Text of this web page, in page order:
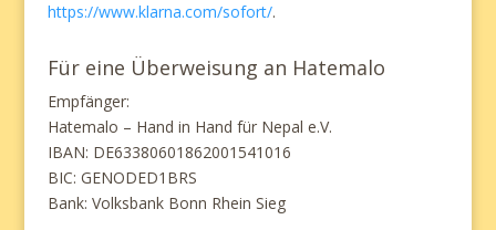
https://www.klarna.com/sofort/.
Für eine Überweisung an Hatemalo
Empfänger:
Hatemalo – Hand in Hand für Nepal e.V.
IBAN: DE63380601862001541016
BIC: GENODED1BRS
Bank: Volksbank Bonn Rhein Sieg